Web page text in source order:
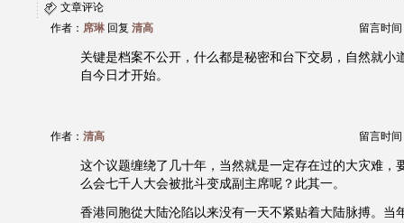
文章评论
作者： 席琳 回复 清高 留言时间
关键是档案不公开，什么都是秘密和台下交易，自然就小
自今日才开始。
作者： 清高 留言时间
这个议题缠绕了几十年，当然就是一定存在过的大灾难，
么会七千人大会被批斗变成副主席呢？此其一。
香港同胞從大陆沦陷以来没有一天不紧贴着大陆脉搏。当